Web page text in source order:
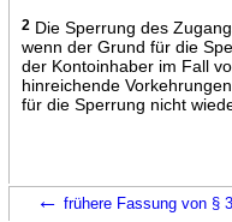
2Die Sperrung des
wenn der Grund für die
der Kontoinhaber im Fall
hinreichende
für die Sperrung nicht
← frühere Fassung von §